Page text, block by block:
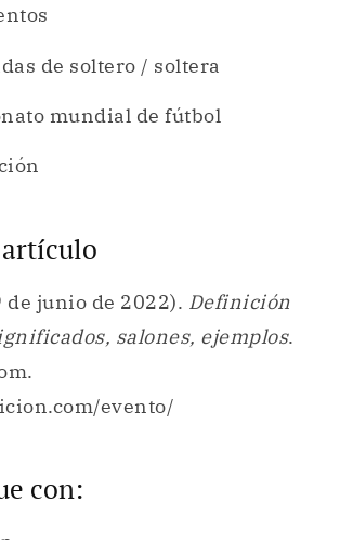
de soltero / soltera
mundial de fútbol
de junio de 2022). Definición
salones, ejemplos.
evento/
con: